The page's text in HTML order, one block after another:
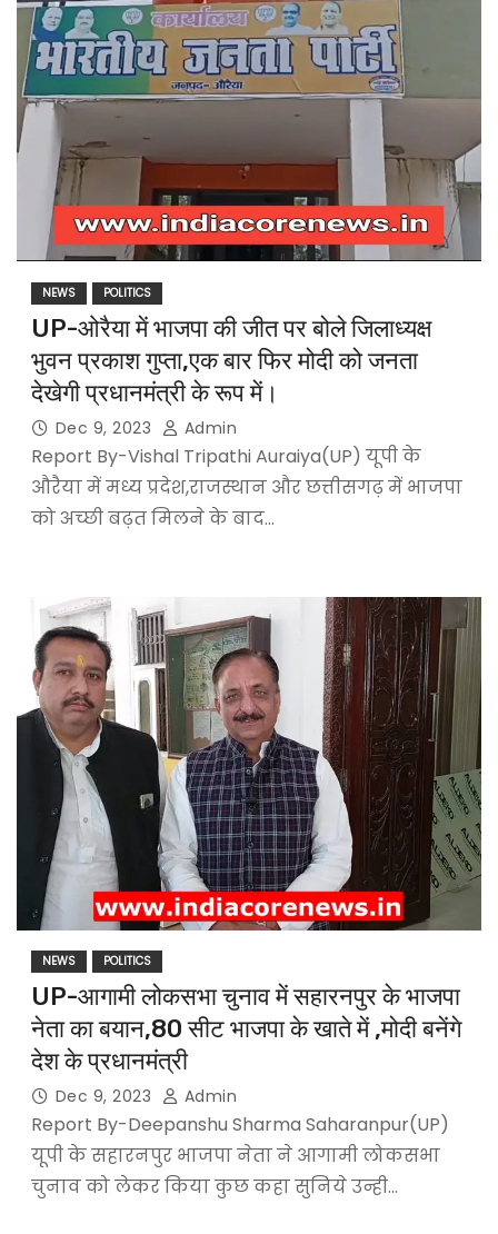
NEWS POLITICS
UP-ओरैया में भाजपा की जीत पर बोले जिलाध्यक्ष
भुवन प्रकाश गुप्ता,एक बार फिर मोदी को जनता
देखेगी प्रधानमंत्री के रूप में।
Dec 9, 2023 Admin
Report By-Vishal Tripathi Auraiya(UP) यूपी के
औरैया में मध्य प्रदेश,राजस्थान और छत्तीसगढ़ में भाजपा
को अच्छी बढ़त मिलने के बाद…
NEWS POLITICS
UP-आगामी लोकसभा चुनाव में सहारनपुर के भाजपा
नेता का बयान,80 सीट भाजपा के खाते में ,मोदी बनेंगे
देश के प्रधानमंत्री
Dec 9, 2023 Admin
Report By-Deepanshu Sharma Saharanpur(UP)
यूपी के सहारनपुर भाजपा नेता ने आगामी लोकसभा
चुनाव को लेकर किया कुछ कहा सुनिये उन्ही…